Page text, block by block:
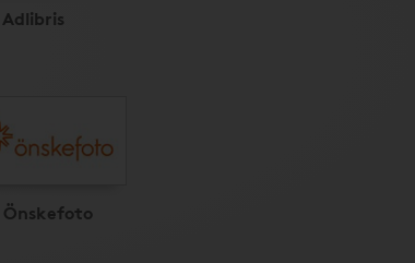
Adlibris
Önskefoto